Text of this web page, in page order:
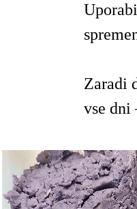
Zaradi
vse dni